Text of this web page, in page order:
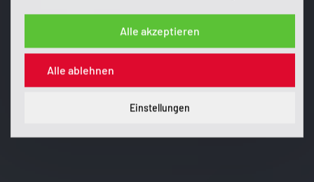
Alle akzeptieren
Alle ablehnen
Einstellungen